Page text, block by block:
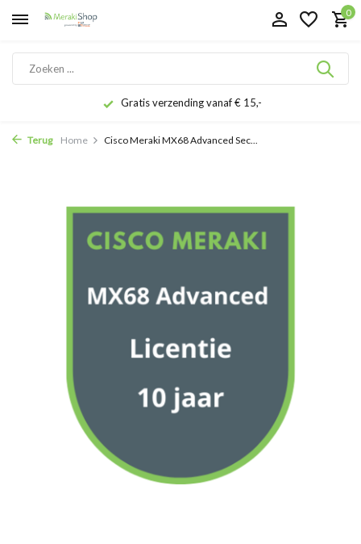
0
Gratis verzending vanaf € 15,-
Terug Home Cisco Meraki MX68 Advanced Sec...